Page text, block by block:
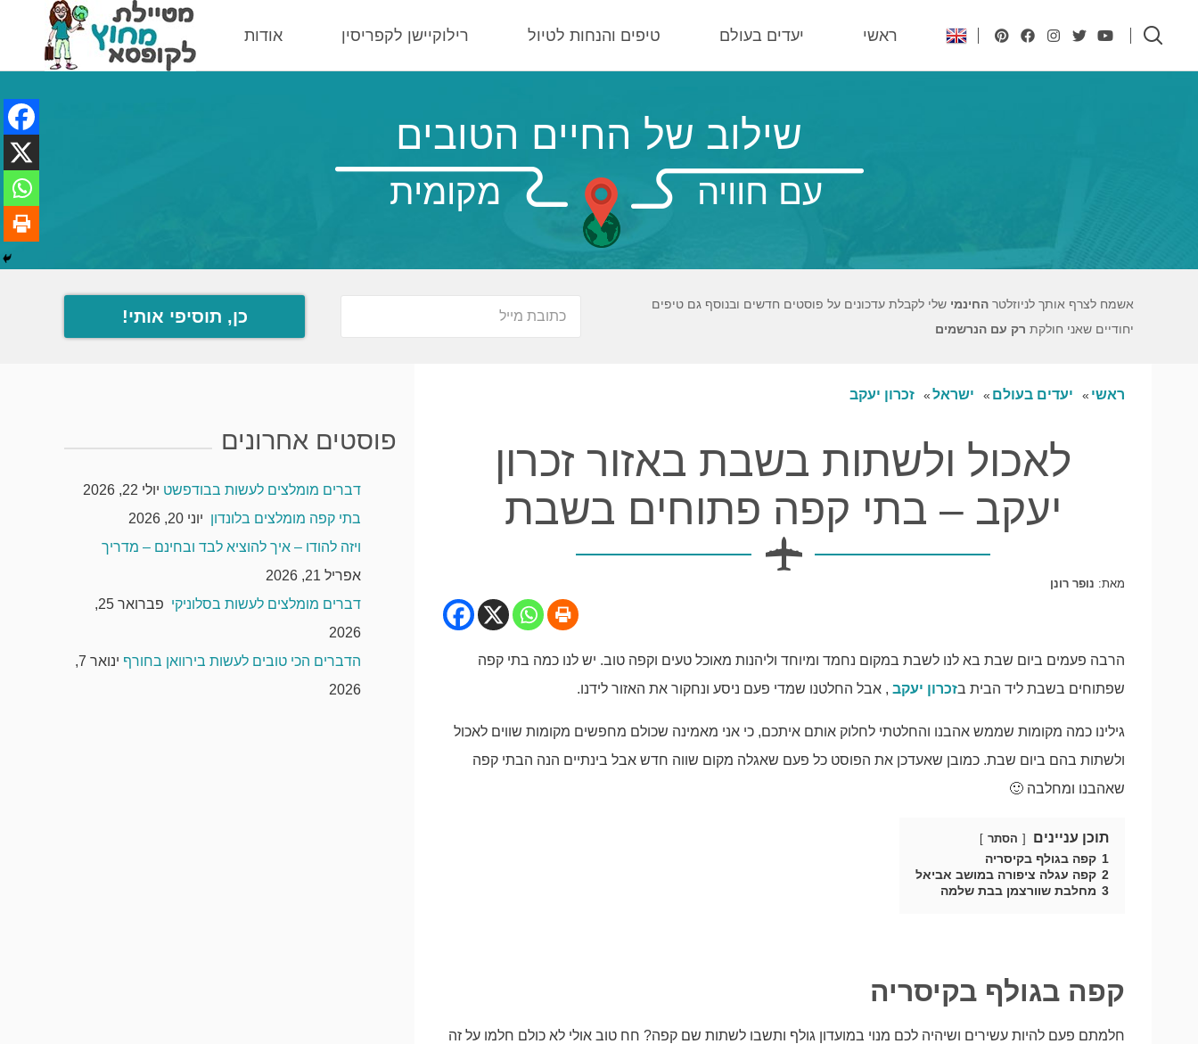
ראשי יעדים בעולם טיפים והנחות לטיול רילוקיישן לקפריסין אודות
שילוב של החיים הטובים
עם חוויה מקומית
אשמח לצרף אותך לניוזלטר החינמי שלי לקבלת עדכונים על פוסטים חדשים ובנוסף גם טיפים
יחודיים שאני חולקת רק עם הנרשמים
כן, תוסיפי אותי!
ראשי יעדים בעולם ישראל זכרון יעקב
לאכול ולשתות בשבת באזור זכרון
יעקב – בתי קפה פתוחים בשבת
מאת: נופר רונן
הרבה פעמים ביום שבת בא לנו לשבת במקום נחמד ומיוחד וליהנות מאוכל טעים וקפה טוב. יש לנו כמה בתי קפה
שפתוחים בשבת ליד הבית בזכרון יעקב , אבל החלטנו שמדי פעם ניסע ונחקור את האזור לידנו.
גילינו כמה מקומות שממש אהבנו והחלטתי לחלוק אותם איתכם, כי אני מאמינה שכולם מחפשים מקומות שווים לאכול
ולשתות בהם ביום שבת. כמובן שאעדכן את הפוסט כל פעם שאגלה מקום שווה חדש אבל בינתיים הנה הבתי קפה
שאהבנו ומחלבה 🙂
תוכן עניינים הסתר
1 קפה בגולף בקיסריה
2 קפה עגלה ציפורה במושב אביאל
3 מחלבת שוורצמן בבת שלמה
קפה בגולף בקיסריה
חלמתם פעם להיות עשירים ושיהיה לכם מנוי במועדון גולף ותשבו לשתות שם קפה? חח טוב אולי לא כולם חלמו על זה
פוסטים אחרונים
דברים מומלצים לעשות בבודפשט יולי 22, 2026
בתי קפה מומלצים בלונדון יוני 20, 2026
ויזה להודו – איך להוציא לבד ובחינם – מדריך
אפריל 21, 2026
דברים מומלצים לעשות בסלוניקי
פברואר 25,
2026
הדברים הכי טובים לעשות בירוואן בחורף
ינואר 7,
2026